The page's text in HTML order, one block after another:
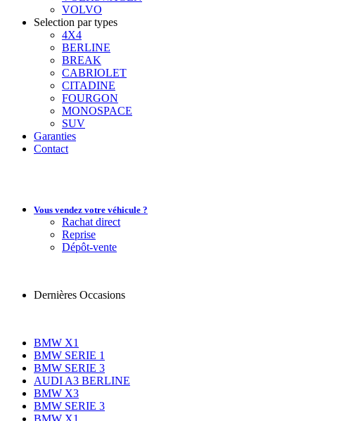
VOLVO
Selection par types
4X4
BERLINE
BREAK
CABRIOLET
CITADINE
FOURGON
MONOSPACE
SUV
Garanties
Contact
Vous vendez votre véhicule ?
Rachat direct
Reprise
Dépôt-vente
Dernières Occasions
BMW X1
BMW SERIE 1
BMW SERIE 3
AUDI A3 BERLINE
BMW X3
BMW SERIE 3
BMW X1